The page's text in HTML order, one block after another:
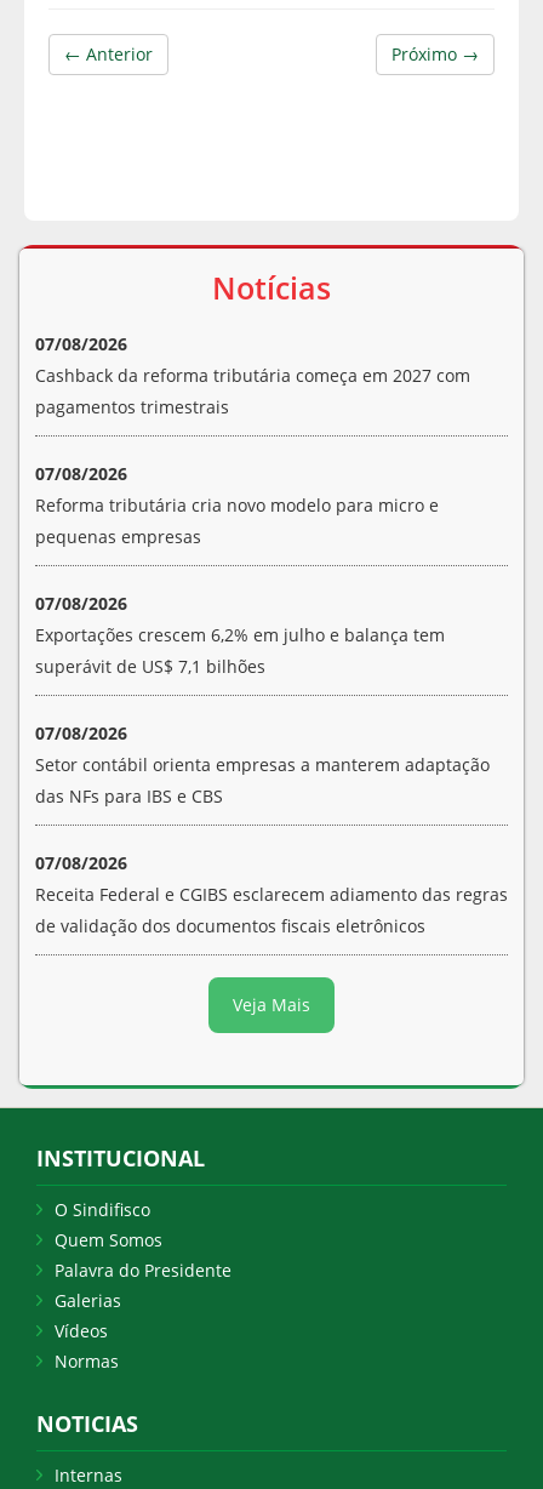
Próximo →
← Anterior
Notícias
07/08/2026
Cashback da reforma tributária começa em 2027 com
pagamentos trimestrais
07/08/2026
Reforma tributária cria novo modelo para micro e
pequenas empresas
07/08/2026
Exportações crescem 6,2% em julho e balança tem
superávit de US$ 7,1 bilhões
07/08/2026
Setor contábil orienta empresas a manterem adaptação
das NFs para IBS e CBS
07/08/2026
Receita Federal e CGIBS esclarecem adiamento das regras
de validação dos documentos fiscais eletrônicos
Veja Mais
INSTITUCIONAL
O Sindifisco
Quem Somos
Palavra do Presidente
Galerias
Vídeos
Normas
NOTICIAS
Internas